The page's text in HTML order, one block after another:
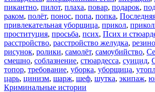
пикантно, пилот, плаха, повар, подарок,
раком, полёт, понос, попа, попка,
привлекательная уборщица, прикол,
проституция, просьба, псих, Псих и
расстройство, расстройство желудка,
рисунок, ролики, самолёт, самоубийство,
смешно, соблазнение, стюардесса, суицид,
топор, требование, уборка, уборщица,
царь, цинизм, шарж, шеф, шутка, экипаж,
Криминальные истории